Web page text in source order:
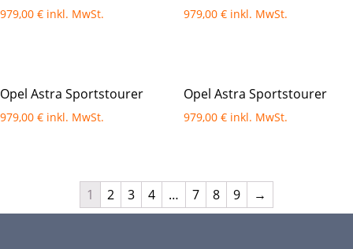
979,00 € 979,00 €
Opel Astra Sportstourer
979,00 €
Opel Astra Sportstourer
979,00 €
1 2 3 4 … 7 8 9 →